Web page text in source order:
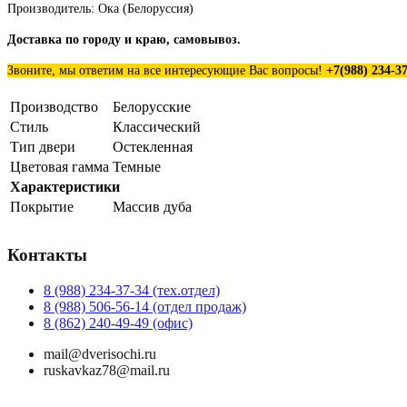
Производитель: Ока (Белоруссия)
Доставка по городу и краю, самовывоз.
Звоните, мы ответим на все интересующие Вас вопросы! +7(988) 234-
Производство
Белорусские
Стиль
Классический
Тип двери
Остекленная
Цветовая гамма Темные
Характеристики
Покрытие
Массив дуба
Контакты
8 (988) 234-37-34 (тех.отдел)
8 (988) 506-56-14 (отдел продаж)
8 (862) 240-49-49 (офис)
mail@dverisochi.ru
ruskavkaz78@mail.ru